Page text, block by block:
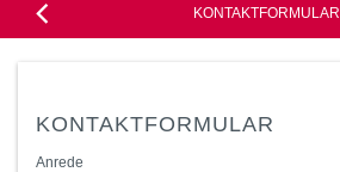
KONTAKTFORMULAR
KONTAKTFORMULAR
Anrede